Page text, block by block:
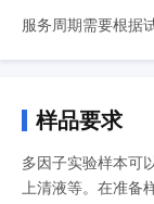
服务周期需要根据
样品要求
多因子实验样本可
上清液等。在准备